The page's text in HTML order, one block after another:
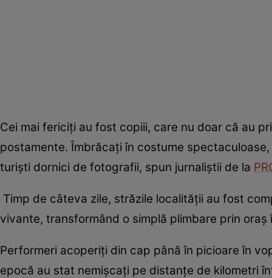
Cei mai fericiți au fost copiii, care nu doar că au
postamente. Îmbrăcați în costume
turiști dornici de fotografii, spun jurnaliștii de la
Timp de câteva zile, străzile localității au fost
vivante, transformând o simplă plimbare prin
Performeri acoperiți din cap până în picioare în
epocă au stat nemișcați pe distanțe de kilometri